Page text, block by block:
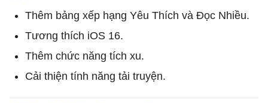
Thêm bảng xếp hạng Yêu Thích và Đọc Nhiều.
Tương thích iOS 16.
Thêm chức năng tích xu.
Cải thiện tính năng tải truyện.